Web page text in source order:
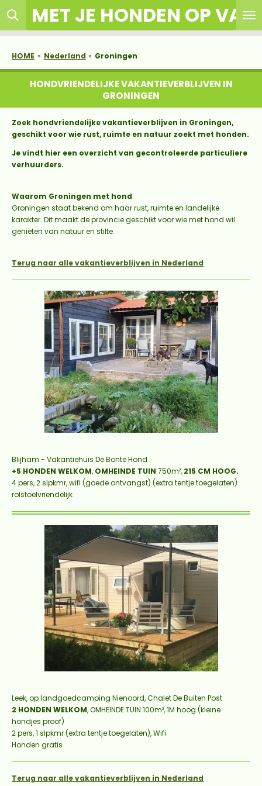
Ga
direct
naar
hoofdinhoud
MET JE HONDEN OP
HOME » Nederland » Groningen
HONDVRIENDELIJKE VAKANTIEVERBLIJVEN IN
GRONINGEN
Zoek hondvriendelijke vakantieverblijven in Groningen,
geschikt voor wie rust, ruimte en natuur zoekt met honden.
Je vindt hier een overzicht van gecontroleerde particuliere
verhuurders.
Waarom Groningen met hond
Groningen staat bekend om haar rust, ruimte en landelijke
karakter. Dit maakt de provincie geschikt voor wie met hond wil
genieten van natuur en stilte.
Terug naar alle vakantieverblijven in Nederland
Blijham - Vakantiehuis De Bonte Hond
+5 HONDEN WELKOM, OMHEINDE TUIN 750m², 215 CM HOOG.
4 pers, 2 slpkmr, wifi (goede ontvangst) (extra tentje toegelaten)
rolstoelvriendelijk
Leek,op landgoedcamping Nienoord,Chalet De Buiten Post
2 HONDEN WELKOM, OMHEINDE TUIN 100m², 1M hoog (kleine
hondjes proof)
2 pers, 1 slpkmr (extra tentje toegelaten), Wifi
Honden gratis
Terug naar alle vakantieverblijven in Nederland